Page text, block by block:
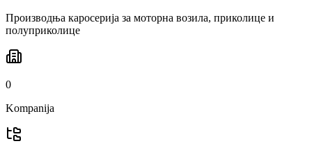
Производња каросерија за моторна возила, приколице и
полуприколице
0
Kompanija